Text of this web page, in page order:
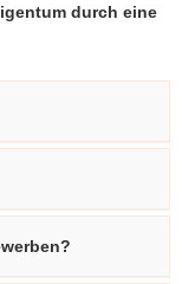
durch eine